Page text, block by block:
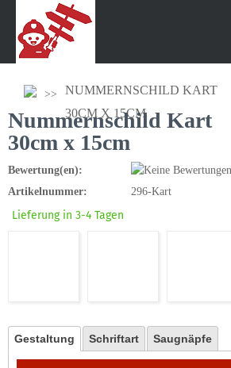
NUMMERNSCHILD KART
30CM X 15CM
Nummernschild Kart
30cm x 15cm
Bewertung(en):
Artikelnummer:
296-Kart
Lieferung in 3-4 Tagen
Gestaltung Schriftart Saugnäpfe